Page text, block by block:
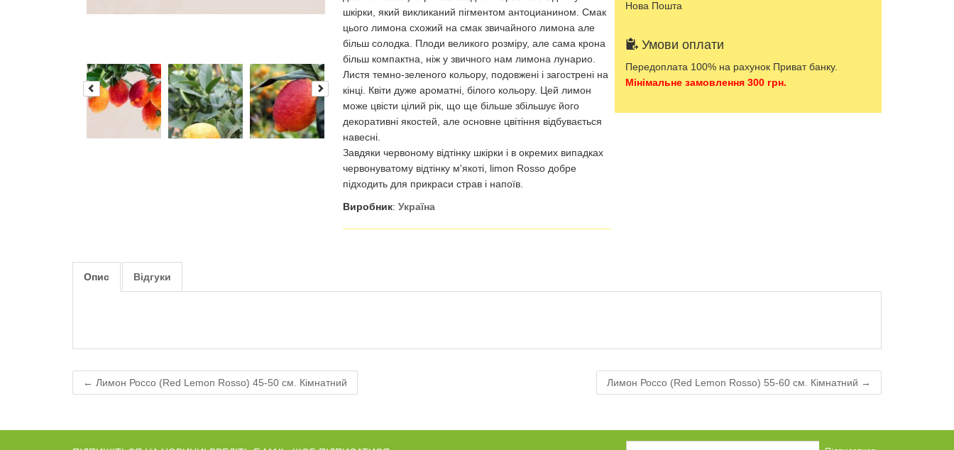
шкірки, який викликаний пігментом антоцианином. Смак
цього лимона схожий на смак звичайного лимона але
більш солодка. Плоди великого розміру, але сама крона
більш компактна, ніж у звичного нам лимона лунарио.
Листя темно-зеленого кольору, подовжені і загострені на
кінці. Квіти дуже ароматні, білого кольору. Цей лимон
може цвісти цілий рік, що ще більше збільшує його
декоративні якостей, але основне цвітіння відбувається
навесні.
Завдяки червоному відтінку шкірки і в окремих випадках
червонуватому відтінку м'якоті, limon Rosso добре
підходить для прикраси страв і напоїв.
Виробник:Україна
Нова Пошта
Умови оплати
Передоплата 100% на рахунок Приват банку.
Мінімальне замовлення 300 грн.
Опис Відгуки
← Лимон Россо (Red Lemon Rosso) 45-50 см. Кімнатний Лимон Россо (Red Lemon Rosso) 55-60 см. Кімнатний →